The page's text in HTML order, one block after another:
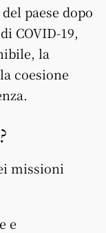
paese dopo
COVID-19,
la
coesione
missioni
e